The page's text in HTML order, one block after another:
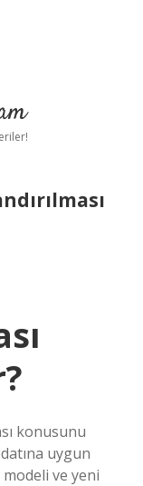
konusunu
uygun
ve yeni